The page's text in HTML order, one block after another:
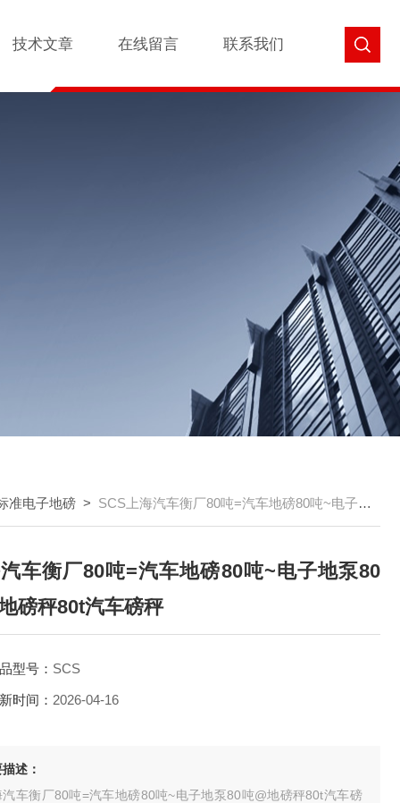
技术文章 在线留言 联系我们
准电子地磅 > SCS上海汽车衡厂80吨=汽车地磅80吨~电子地泵80吨@地磅秤80t汽车磅秤
车衡厂80吨=汽车地磅80吨~电子地泵80
磅秤80t汽车磅秤
型号： SCS
时间： 2026-04-16
述：
汽车衡厂80吨=汽车地磅80吨~电子地泵80吨@地磅秤80t汽车磅